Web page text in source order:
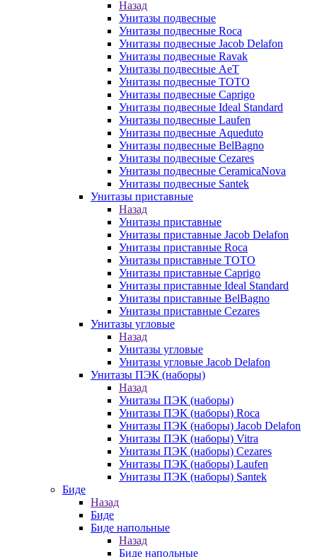
Назад
Унитазы подвесные
Унитазы подвесные Roca
Унитазы подвесные Jacob Delafon
Унитазы подвесные Ravak
Унитазы подвесные AeT
Унитазы подвесные TOTO
Унитазы подвесные Caprigo
Унитазы подвесные Ideal Standard
Унитазы подвесные Laufen
Унитазы подвесные Aqueduto
Унитазы подвесные BelBagno
Унитазы подвесные Cezares
Унитазы подвесные CeramicaNova
Унитазы подвесные Santek
Унитазы приставные
Назад
Унитазы приставные
Унитазы приставные Jacob Delafon
Унитазы приставные Roca
Унитазы приставные TOTO
Унитазы приставные Caprigo
Унитазы приставные Ideal Standard
Унитазы приставные BelBagno
Унитазы приставные Cezares
Унитазы угловые
Назад
Унитазы угловые
Унитазы угловые Jacob Delafon
Унитазы ПЭК (наборы)
Назад
Унитазы ПЭК (наборы)
Унитазы ПЭК (наборы) Roca
Унитазы ПЭК (наборы) Jacob Delafon
Унитазы ПЭК (наборы) Vitra
Унитазы ПЭК (наборы) Cezares
Унитазы ПЭК (наборы) Laufen
Унитазы ПЭК (наборы) Santek
Биде
Назад
Биде
Биде напольные
Назад
Биде напольные